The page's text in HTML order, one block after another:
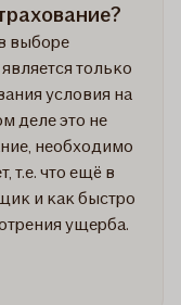
выборе
только
условия на
деле это не
необходимо
т.е. что ещё в
и как быстро
ущерба.